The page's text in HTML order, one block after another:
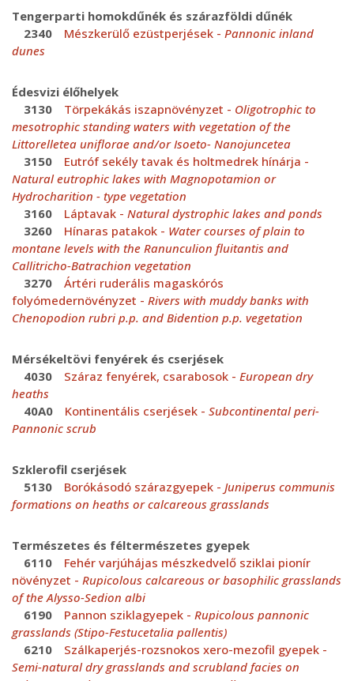
Tengerparti homokdűnék és szárazföldi dűnék
2340
Mészkerülő ezüstperjések - Pannonic inland
dunes
Édesvizi élőhelyek
3130
Törpekákás iszapnövényzet - Oligotrophic to
mesotrophic standing waters with vegetation of the
Littorelletea uniflorae and/or Isoeto- Nanojuncetea
3150
Eutróf sekély tavak és holtmedrek hínárja -
Natural eutrophic lakes with Magnopotamion or
Hydrocharition - type vegetation
3160
Láptavak - Natural dystrophic lakes and ponds
3260
Hínaras patakok - Water courses of plain to
montane levels with the Ranunculion fluitantis and
Callitricho-Batrachion vegetation
3270
Ártéri ruderális magaskórós
folyómedernövényzet - Rivers with muddy banks with
Chenopodion rubri p.p. and Bidention p.p. vegetation
Mérsékeltövi fenyérek és cserjések
4030
Száraz fenyérek, csarabosok - European dry
heaths
40A0
Kontinentális cserjések - Subcontinental peri-
Pannonic scrub
Szklerofil cserjések
5130
Borókásodó szárazgyepek - Juniperus communis
formations on heaths or calcareous grasslands
Természetes és féltermészetes gyepek
6110
Fehér varjúhájas mészkedvelő sziklai pionír
növényzet - Rupicolous calcareous or basophilic grasslands
of the Alysso-Sedion albi
6190
Pannon sziklagyepek - Rupicolous pannonic
grasslands (Stipo-Festucetalia pallentis)
6210
Szálkaperjés-rozsnokos xero-mezofil gyepek -
Semi-natural dry grasslands and scrubland facies on